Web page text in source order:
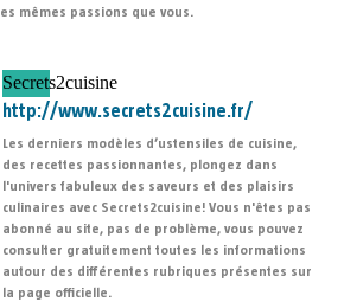
les mêmes passions que vous.
Secrets2cuisine
http://www.secrets2cuisine.fr/
Les derniers modèles d’ustensiles de cuisine,
des recettes passionnantes, plongez dans
l'univers fabuleux des saveurs et des plaisirs
culinaires avec Secrets2cuisine! Vous n'êtes pas
abonné au site, pas de problème, vous pouvez
consulter gratuitement toutes les informations
autour des différentes rubriques présentes sur
la page officielle.